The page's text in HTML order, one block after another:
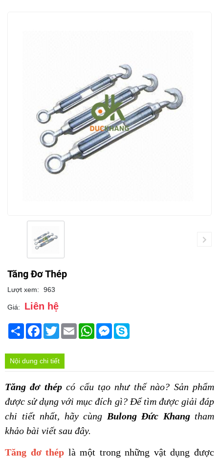
Tăng Đơ Thép
Lượt xem: 963
Giá: Liên hệ
Chia
sẻ
Facebook
TwitterEmail WhatsAppMessenger
Nội dung chi tiết
Tăng đơ thép có cấu tạo như thế nào? Sản phẩm
được sử dụng với mục đích gì? Để tìm được giải đáp
chi tiết nhất, hãy cùng Bulong Đức Khang tham
khảo bài viết sau đây.
Tăng đơ thép là một trong những vật dụng được